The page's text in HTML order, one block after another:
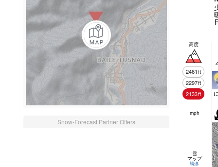
Snow-Forecast Partner Offers
高度
2461ft
2297ft
2133ft
mph
雪
マップ
続き